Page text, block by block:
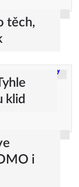
těch,
klid
i